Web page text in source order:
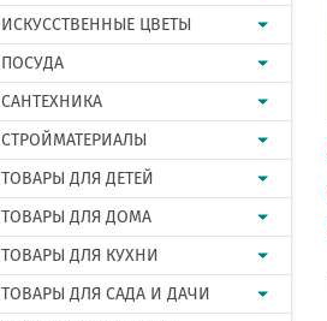
ИСКУССТВЕННЫЕ ЦВЕТЫ
ПОСУДА
САНТЕХНИКА
СТРОЙМАТЕРИАЛЫ
ТОВАРЫ ДЛЯ ДЕТЕЙ
ТОВАРЫ ДЛЯ ДОМА
ТОВАРЫ ДЛЯ КУХНИ
ТОВАРЫ ДЛЯ САДА И ДАЧИ